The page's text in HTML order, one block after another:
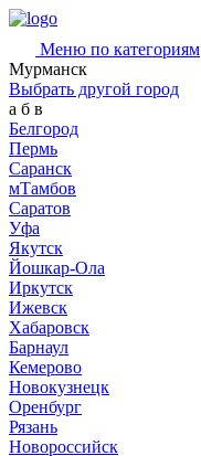
Меню по категориям
Мурманск
Выбрать другой город
а б в
Белгород
Пермь
Саранск
мТамбов
Саратов
Уфа
Якутск
Йошкар-Ола
Иркутск
Ижевск
Хабаровск
Барнаул
Кемерово
Новокузнецк
Оренбург
Рязань
Новороссийск